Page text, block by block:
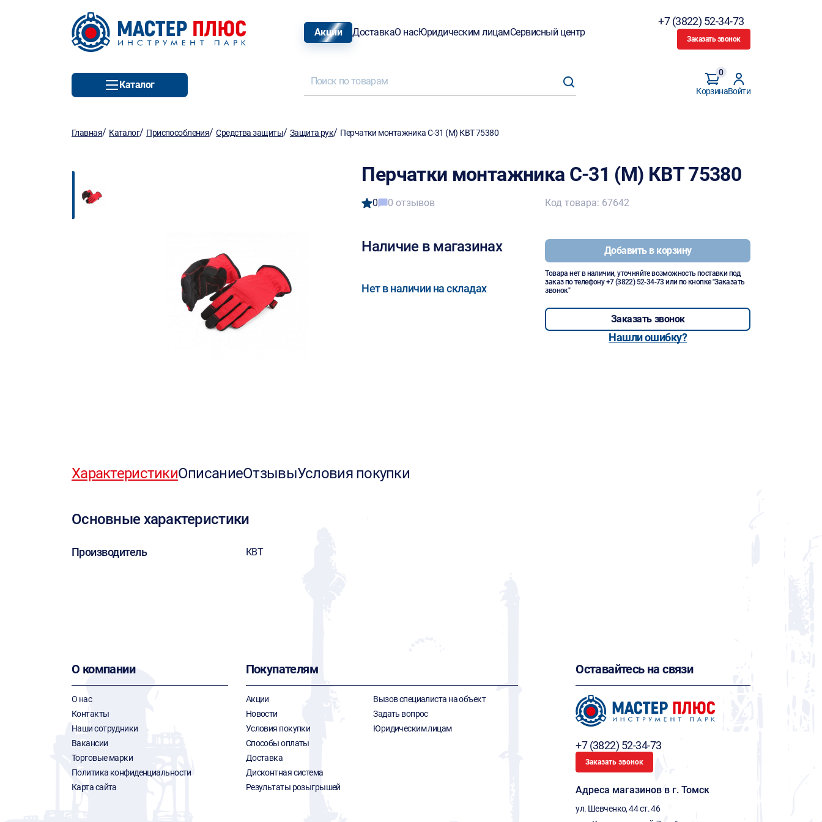
Акции ДоставкаО насЮридическим лицамСервисный центр
+7 (3822) 52-34-73
Заказать звонок
Каталог
Корзина
0
Войти
Главная/ Каталог/ Приспособления/Средства защиты/ Защита рук/ Перчатки монтажника С-31 (M) КВТ 75380
Перчатки монтажника С-31 (M) КВТ 75380
0 0 отзывов
Наличие в магазинах
Нет в наличии на складах
Код товара: 67642
Добавить в корзину
Товара нет в наличии, уточняйте возможность поставки под
заказ по телефону+7 (3822) 52-34-73 или по кнопке "Заказать
звонок"
Заказать звонок
Нашли ошибку?
ХарактеристикиОписаниеОтзывыУсловия покупки
Основные характеристики
Производитель КВТ
О компании
О нас
Контакты
Наши сотрудники
Вакансии
Торговые марки
Политика конфиденциальности
Карта сайта
Покупателям
Акции
Новости
Условия покупки
Способы оплаты
Доставка
Дисконтная система
Результаты розыгрышей
Вызов специалиста на объект
Задать вопрос
Юридическим лицам
Оставайтесь на связи
+7 (3822) 52-34-73
Заказать звонок
Адреса магазинов в г. Томск
ул. Шевченко, 44 ст. 46